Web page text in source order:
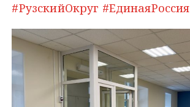
#РузскийОкруг #ЕдинаяРоссия